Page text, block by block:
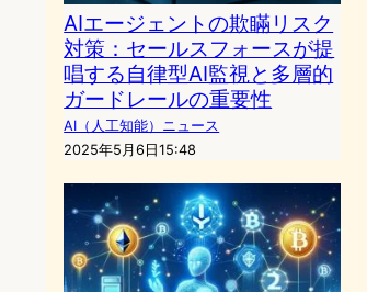
AIエージェントの欺瞞リスク
対策：セールスフォースが提
唱する自律型AI監視と多層的
ガードレールの重要性
AI（人工知能）ニュース
2025年5月6日15:48